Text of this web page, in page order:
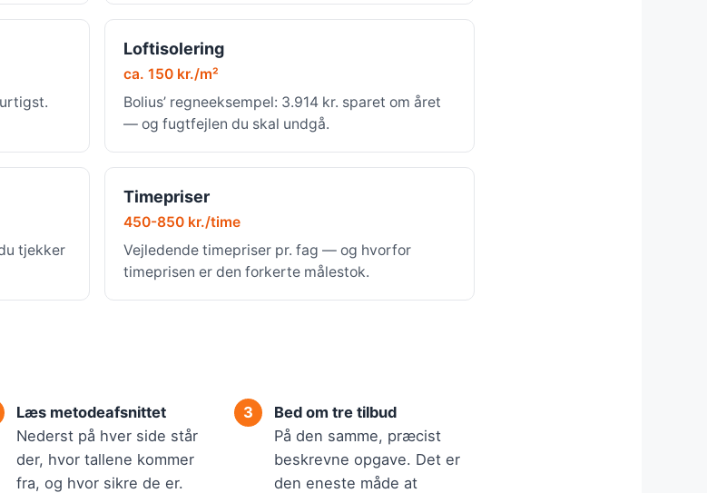
Loftisolering
ca. 150 kr./m²
Bolius’ regneeksempel: 3.914 kr. sparet om året
— og fugtfejlen du skal undgå.
tjekker
Timepriser
450-850 kr./time
Vejledende timepriser pr. fag — og hvorfor
timeprisen er den forkerte målestok.
Læs metodeafsnittet
Nederst på hver side står
der, hvor tallene kommer
fra, og hvor sikre de er.
Bed om tre tilbud
På den samme, præcist
beskrevne opgave. Det er
den eneste måde at